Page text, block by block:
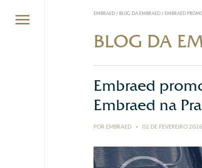
EMBRAED / BLOG DA EMBRAED / EMBRAED
BLOG DA
Embraed
Embraed na
POR EMBRAED • 02 DE FEVEREIRO 2026